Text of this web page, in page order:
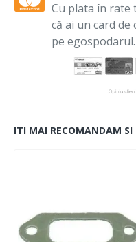
Cu plata în rate
că ai un card de
pe
ITI MAI RECOMANDAM SI